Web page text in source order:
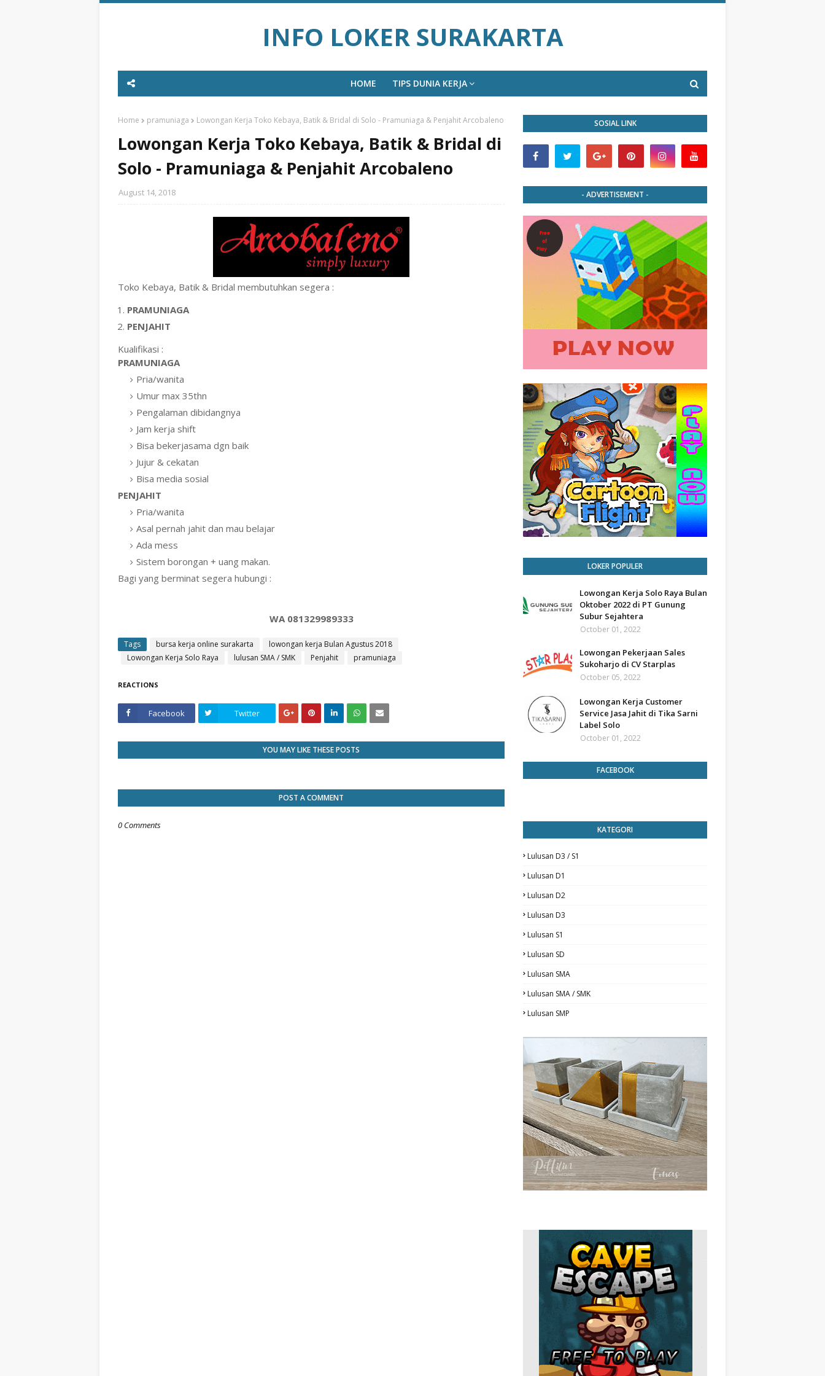
INFO LOKER SURAKARTA
HOME TIPS DUNIA KERJA
Home pramuniaga Lowongan Kerja Toko Kebaya, Batik & Bridal di Solo - Pramuniaga & Penjahit Arcobaleno
Lowongan Kerja Toko Kebaya, Batik & Bridal di
Solo - Pramuniaga & Penjahit Arcobaleno
August 14, 2018
Toko Kebaya, Batik & Bridal membutuhkan segera :
PRAMUNIAGA
PENJAHIT
Kualifikasi :
PRAMUNIAGA
Pria/wanita
Umur max 35thn
Pengalaman dibidangnya
Jam kerja shift
Bisa bekerjasama dgn baik
Jujur & cekatan
Bisa media sosial
PENJAHIT
Pria/wanita
Asal pernah jahit dan mau belajar
Ada mess
Sistem borongan + uang makan.
Bagi yang berminat segera hubungi :
WA 081329989333
Tags bursa kerja online surakarta
lowongan kerja Bulan Agustus 2018
Lowongan Kerja Solo Raya
lulusan SMA / SMK Penjahit pramuniaga
REACTIONS
Facebook Twitter
YOU MAY LIKE THESE POSTS
POST A COMMENT
0 Comments
SOSIAL LINK
- ADVERTISEMENT -
LOKER POPULER
Lowongan Kerja Solo Raya Bulan
Oktober 2022 di PT Gunung
Subur Sejahtera
October 01, 2022
Lowongan Pekerjaan Sales
Sukoharjo di CV Starplas
October 05, 2022
Lowongan Kerja Customer
Service Jasa Jahit di Tika Sarni
Label Solo
October 01, 2022
FACEBOOK
KATEGORI
Lulusan D3 / S1
Lulusan D1
Lulusan D2
Lulusan D3
Lulusan S1
Lulusan SD
Lulusan SMA
Lulusan SMA / SMK
Lulusan SMP